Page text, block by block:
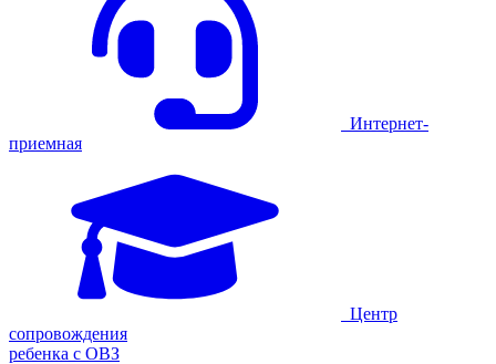
Интернет-
приемная
Центр
сопровождения
ребенка с ОВЗ